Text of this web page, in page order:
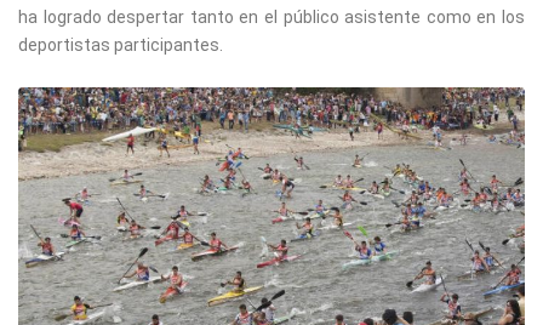
ha logrado despertar tanto en el público asistente como en los
deportistas participantes.